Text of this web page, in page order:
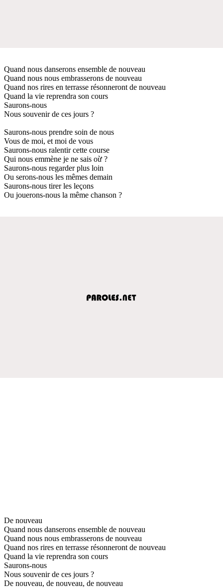
Quand nous danserons ensemble de nouveau
Quand nous nous embrasserons de nouveau
Quand nos rires en terrasse résonneront de nouveau
Quand la vie reprendra son cours
Saurons-nous
Nous souvenir de ces jours ?
Saurons-nous prendre soin de nous
Vous de moi, et moi de vous
Saurons-nous ralentir cette course
Qui nous emmène je ne sais oừ ?
Saurons-nous regarder plus loin
Ou serons-nous les mêmes demain
Saurons-nous tirer les leçons
Ou jouerons-nous la même chanson ?
De nouveau
Quand nous danserons ensemble de nouveau
Quand nous nous embrasserons de nouveau
Quand nos rires en terrasse résonneront de nouveau
Quand la vie reprendra son cours
Saurons-nous
Nous souvenir de ces jours ?
De nouveau, de nouveau, de nouveau